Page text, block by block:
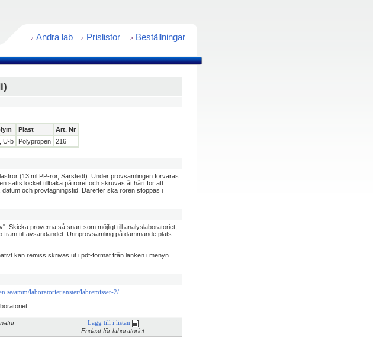
Andra lab Prislistor Beställningar
Plast
Art. Nr
U-b
Polypropen 216
(13 ml PP-rör, Sarstedt). Under provsamlingen förvaras
sätts locket tillbaka på röret och skruvas åt hårt för att
och provtagningstid. Därefter ska rören stoppas i
Skicka proverna så snart som möjligt till analyslaboratoriet,
till avsändandet. Urinprovsamling på dammande plats
kan remiss skrivas ut i pdf-format från länken i menyn
amm/laboratorietjanster/labremisser-2/
Lägg till i listan
Endast för laboratoriet